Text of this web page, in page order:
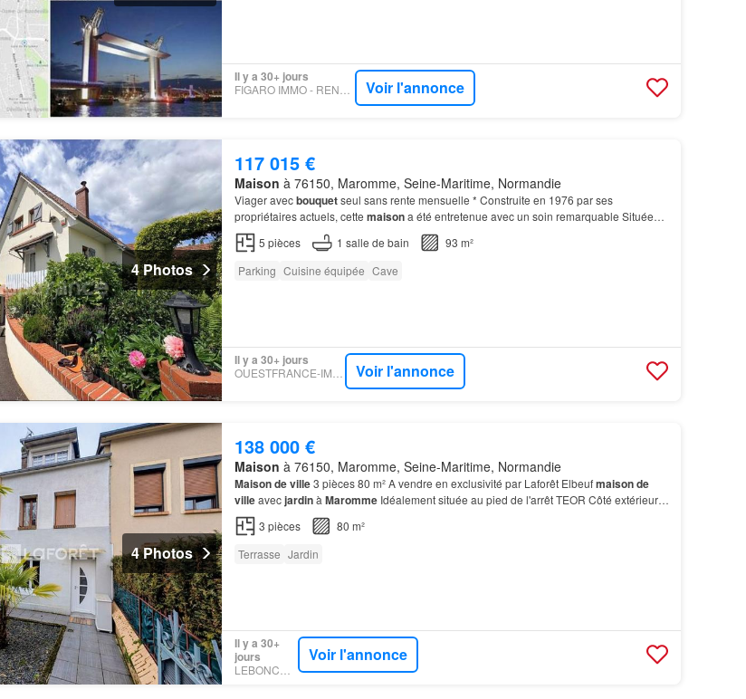
Il y a 30+ jours
Voir l'annonce
4 Photos
117 015 €
Maison à 76150, Maromme, Seine-Maritime, Normandie
Viager avecbouquetseul sans rente mensuelle * Construite en 1976 par ses
propriétaires actuels, cette maisona été entretenue avec un soin remarquable Située
dans un quartier calme de La Maine àMaromme
5 pièces 1 salle de bain
93 m²
Parking Cuisine équipée Cave
Il y a 30+ jours
Voir l'annonce
4 Photos
138 000 €
Maison à 76150, Maromme, Seine-Maritime, Normandie
Maison de ville3 pièces 80 m² A vendre en exclusivité par Laforêt Elbeufmaison de
villeavecjardinà MarommeIdéalement située au pied de l'arrêt TEOR Côté extérieur,
vous profiterez d'un
3 pièces
80 m²
Terrasse Jardin
Il y a 30+
jours
Voir l'annonce